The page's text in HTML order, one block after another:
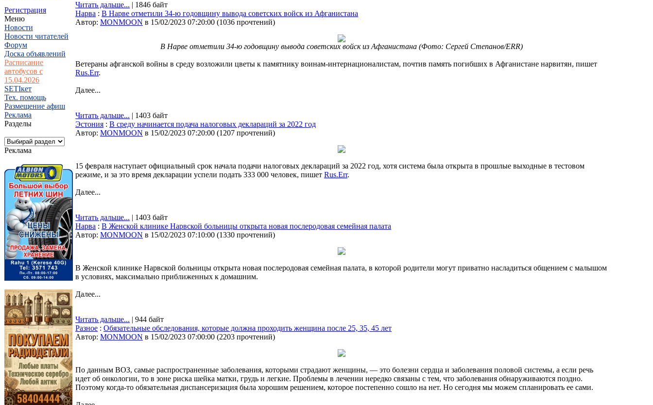
Регистрация
Меню
Новости
Новости читателей
Форум
Доска объявлений
Расписание
автобусов с
15.04.2026
SETIкет
Тех. помощь
Размещение афиш
Реклама
Разделы
Реклама
Читать дальше... | 1846 байт
Нарва : В Нарве отметили 34-ю годовщину вывода советских войск из Афганистана
Автор: MONMOON в 15/02/2023 07:20:00 (1036 прочтений)
В Нарве отметили 34-ю годовщину вывода советских войск из Афганистана (Фото: Сергей Степанов/ERR)
Ветераны афганской войны в среду возложили цветы к памятнику воинам-интернационалистам, почтив память погибших в Афганистане нарвитян, пишет
Rus.Err.
Далее...
Читать дальше... | 1403 байт
Эстония : В среду начинается подача налоговых деклараций за 2022 год
Автор: MONMOON в 15/02/2023 07:20:00 (1207 прочтений)
15 февраля наступает официальный срок начала подачи налоговых деклараций за 2022 год, хотя система была открыта в прошлые выходные в тестовом
режиме, и за это время декларации успели подать 333 000 человек, пишет Rus.Err.
Далее...
Читать дальше... | 1403 байт
Нарва : В Женской клинике Нарвской больницы открыта новая послеродовая семейная палата
Автор: MONMOON в 15/02/2023 07:10:00 (1330 прочтений)
В Женской клинике Нарвской больницы открыта новая послеродовая семейная палата, в которой родители могут приватно насладиться общением с малышом
в условиях, максимально приближенных к домашним.
Далее...
Читать дальше... | 944 байт
Разное : Обязательные обследования, которые должна проходить женщина после 25, 35, 45 лет
Автор: MONMOON в 15/02/2023 07:00:00 (2203 прочтений)
По данным ВОЗ, самые распространенные заболевания, которыми страдают женщины, — это болезни сердца и заболевания половой системы, а если речь
идет об онкологии, то в зоне риска шейка матки, грудь и легкие. Проблемы в лечении нередко связаны с тем, что заболевания обнаруживаются поздно.
Поэтому когда-то обязательная диспансеризация была хорошим решением, которое постепенно сошло на нет. Но сегодня мы можем спланировать ее сами.